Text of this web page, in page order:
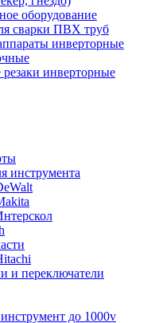
оборудование
сварки ПВХ труб
инверторные
инверторные
инструмента
и переключатели
до 1000v